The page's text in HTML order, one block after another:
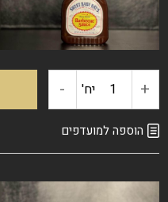
בטעם
+ כמות
של
יח' -
הוספה למועדפים